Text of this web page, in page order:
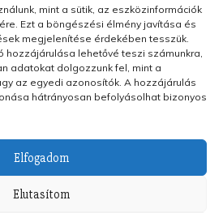
mint a sütik, az eszközinformációk
Ezt a böngészési élmény javítása és
megjelenítése érdekében tesszük.
hozzájárulása lehetővé teszi számunkra,
adatokat dolgozzunk fel, mint a
az egyedi azonosítók. A hozzájárulás
hátrányosan befolyásolhat bizonyos
Elfogadom
Elutasítom
2023. Futás kezdőknek by